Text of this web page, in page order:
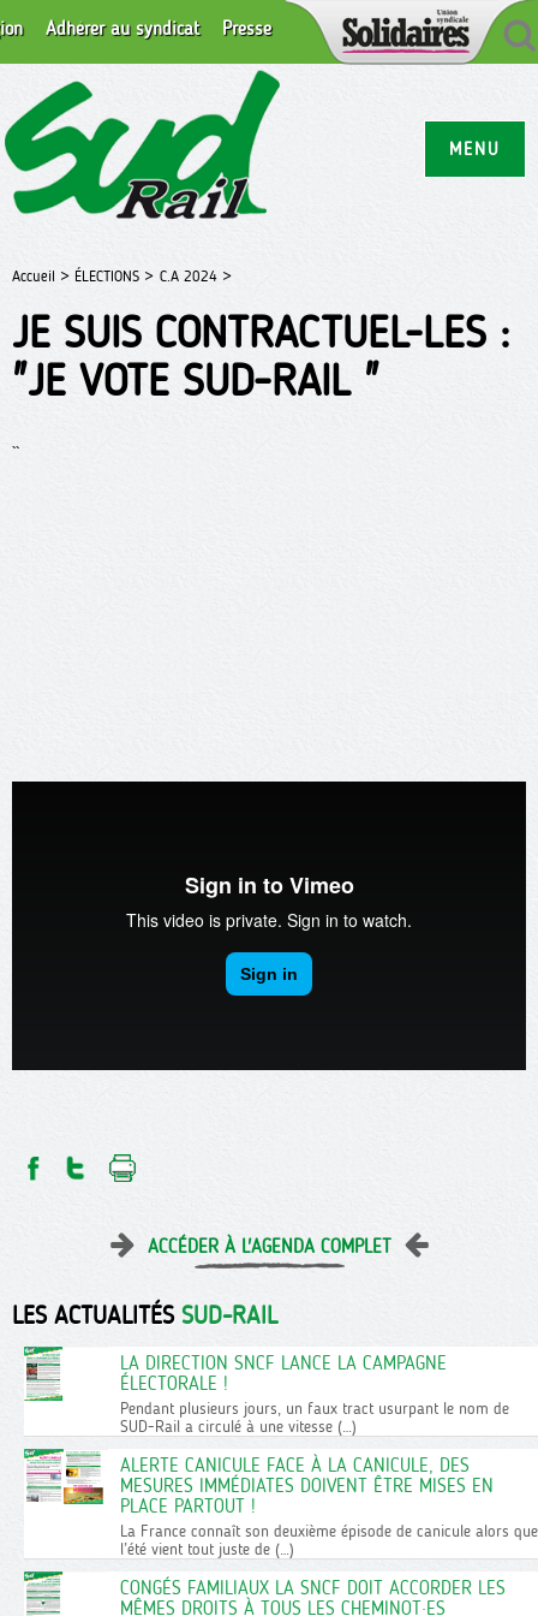
MENU
Adhérer au syndicat Presse
Accueil > ÉLECTIONS > C.A 2024 >
JE SUIS CONTRACTUEL-LES :
"JE VOTE SUD-RAIL "
``
ACCÉDER À L'AGENDA COMPLET
LES ACTUALITÉS SUD-RAIL
LA DIRECTION SNCF LANCE LA CAMPAGNE
ÉLECTORALE !
Pendant plusieurs jours, un faux tract usurpant le nom de
SUD-Rail a circulé à une vitesse (…)
ALERTE CANICULE FACE À LA CANICULE, DES
MESURES IMMÉDIATES DOIVENT ÊTRE MISES EN
PLACE PARTOUT !
La France connaît son deuxième épisode de canicule alors que
l’été vient tout juste de (…)
CONGÉS FAMILIAUX LA SNCF DOIT ACCORDER LES
MÊMES DROITS À TOUS LES CHEMINOT·ES